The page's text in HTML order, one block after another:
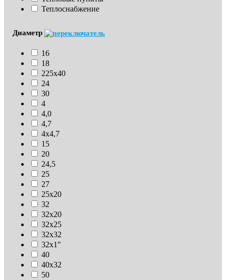
Теплоснабжение
Диаметр
16
18
225х40
24
30
4
4,0
4,7
4х4,7
15
20
24,5
25
27
25х20
32
32х20
32х25
32х32
32х1"
40
40х32
50